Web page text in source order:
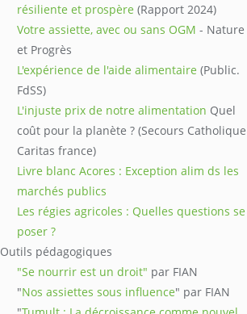
résiliente et prospère (Rapport 2024)
Votre assiette, avec ou sans OGM - Nature
et Progrès
L'expérience de l'aide alimentaire (Public.
FdSS)
L'injuste prix de notre alimentation Quel
coût pour la planète ? (Secours
Caritas france)
Livre blanc Acores : Exception alim ds les
marchés publics
Les régies agricoles : Quelles questions se
poser ?
Outils pédagogiques
"Se nourrir est un droit" par FIAN
"Nos assiettes sous influence" par FIAN